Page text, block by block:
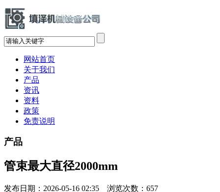
网站首页
关于我们
产品
资讯
资料
政策
免责说明
产品
管束最大直径2000mm
发布日期：2026-05-16 02:35 浏览次数： 657